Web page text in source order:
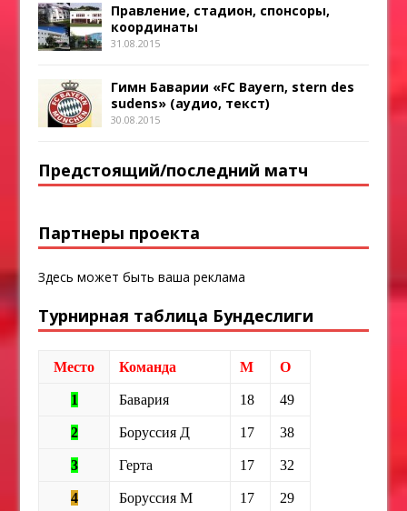
Правление, стадион, спонсоры,
координаты
31.08.2015
Гимн Баварии «FC Bayern, stern des
sudens» (аудио, текст)
30.08.2015
Предстоящий/последний матч
Партнеры проекта
Здесь может быть ваша реклама
Турнирная таблица Бундеслиги
Место Команда М О
1 Бавария 18 49
2 Боруссия Д 17 38
3 Герта 17 32
4 Боруссия М 17 29